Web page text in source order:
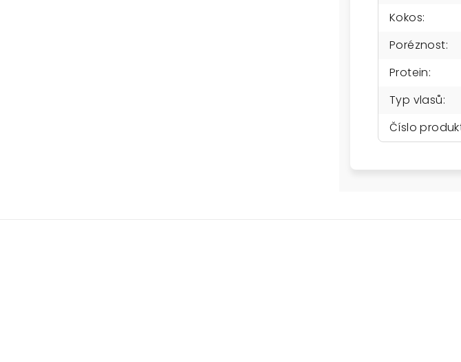
Kokos:
Poréznost:
Protein:
Typ vlasů:
Číslo